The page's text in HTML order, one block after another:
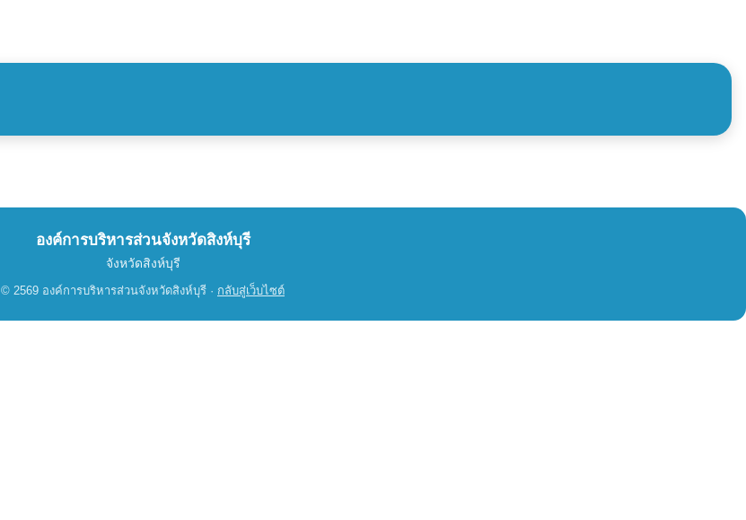
องค์การบริหารส่วนจังหวัดสิงห์บุรี
จังหวัดสิงห์บุรี
© 2569 องค์การบริหารส่วนจังหวัดสิงห์บุรี · กลับสู่เว็บไซต์